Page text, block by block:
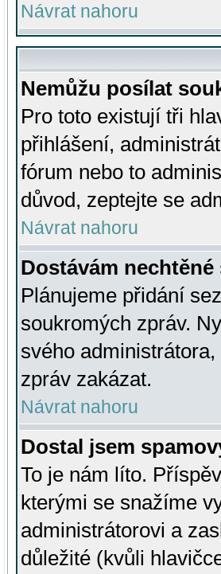
Návrat nahoru
Nemůžu posílat
Pro toto existují tři
přihlášení,
fórum nebo to
důvod, zeptejte se
Návrat nahoru
Dostávám
Plánujeme přidání
soukromých zpráv.
svého
zpráv zakázat.
Návrat nahoru
Dostal jsem
To je nám líto.
kterými se snažíme
administrátorovi a
důležité (kvůli